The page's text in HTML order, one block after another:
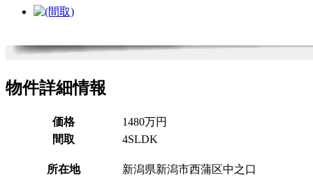
物件詳細情報
価格
1480万円
間取
4SLDK
所在地
新潟県新潟市西蒲区中之口